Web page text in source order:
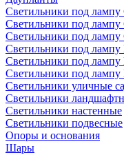
Светильники под лампу
Светильники под лампу
Светильники под лампу
Светильники под
Светильники под лампу
Светильники под лампу
Светильники уличные
Светильники
Светильники настенные
Светильники подвесные
Опоры и основания
Шары